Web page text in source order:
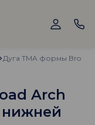
Arch
нижней